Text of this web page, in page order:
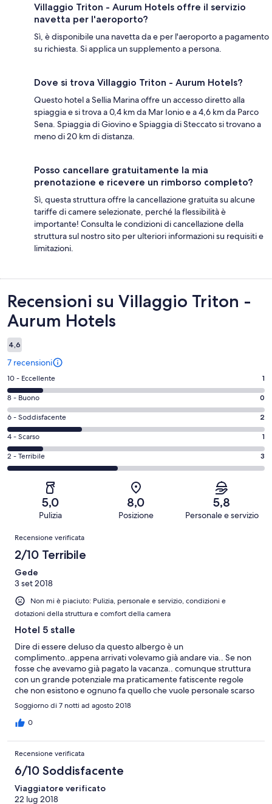
Villaggio Triton - Aurum Hotels offre il servizio
navetta per l'aeroporto?
Sì, è disponibile una navetta da e per l'aeroporto a pagamento
su richiesta. Si applica un supplemento a persona.
Dove si trova Villaggio Triton - Aurum Hotels?
Questo hotel a Sellia Marina offre un accesso diretto alla
spiaggia e si trova a 0,4 km da Mar Ionio e a 4,6 km da Parco
Sena. Spiaggia di Giovino e Spiaggia di Steccato si trovano a
meno di 20 km di distanza.
Posso cancellare gratuitamente la mia
prenotazione e ricevere un rimborso completo?
Sì, questa struttura offre la cancellazione gratuita su alcune
tariffe di camere selezionate, perché la flessibilità è
importante! Consulta le condizioni di cancellazione della
struttura sul nostro sito per ulteriori informazioni su requisiti e
limitazioni.
Recensioni
Recensioni su Villaggio Triton -
Aurum Hotels
4,6
7 recensioni
Valutazione
di
10
-
Eccellente.
su
7
recensioni
10 - Eccellente 1
Valutazione
di
8
-
Buono.
0
recensioni
8 - Buono 0
Valutazione
di
6
-
Soddisfacente.
recensioni
6 - Soddisfacente 2
Valutazione
di
4
recensioni
4 - Scarso 1
Valutazione
di
Terribile.
su
recensioni
2 - Terribile 3
5,0
Pulizia
8,0
Posizione
5,8
Personale e servizio
Recensioni
Recensione verificata
2/10 Terribile
Gede
3 set 2018
Non mi è piaciuto: Pulizia, personale e servizio, condizioni e
dotazioni della struttura e comfort della camera
Hotel 5 stalle
Dire di essere deluso da questo albergo è un
complimento..appena arrivati volevamo già andare via.. Se non
fosse che avevamo già pagato la vacanza.. comunque struttura
con un grande potenziale ma praticamente fatiscente regole
che non esistono e ognuno fa quello che vuole personale scarso
è Quasi inesistente cibo di bassissima qualità e buffet all'aperto
anche sotto la pioggia con conseguente allagamento sotto i
tavoli di chi ha la sfortuna di pranzare all'esterno( i tavoli sono
ombrelloni praticamente uno attaccato all'altro e se ti va bene
trovi la tua sdraia è la tua sedia altrimenti la devi rubare da un
altro ombrellone e i bagnini ti dicono che qui è così... Le camere
:Noi abbiamo avuto la fortuna di avere un bungalow in mediocre
condizione non facilmente raggiungibile a causa dei fili per
stendere genialmente attaccati dalla nostra porta agli alberi nel
Soggiorno di 7 notti ad agosto 2018
0
Recensione verificata
6/10 Soddisfacente
Viaggiatore verificato
22 lug 2018